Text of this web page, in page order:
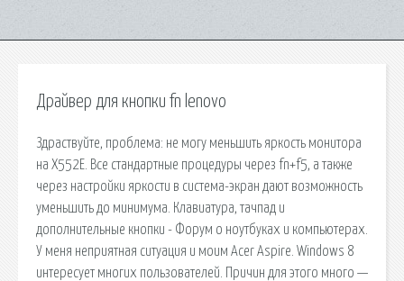
Драйвер для кнопки fn lenovo
Здраствуйте, проблема: не могу меньшить яркость монитора
на X552E. Все стандартные процедуры через fn+f5, а также
через настройки яркости в система-экран дают возможность
уменьшить до минимума. Клавиатура, тачпад и
дополнительные кнопки - Форум о ноутбуках и компьютерах.
У меня неприятная ситуация и моим Acer Aspire. Windows 8
интересует многих пользователей. Причин для этого много —